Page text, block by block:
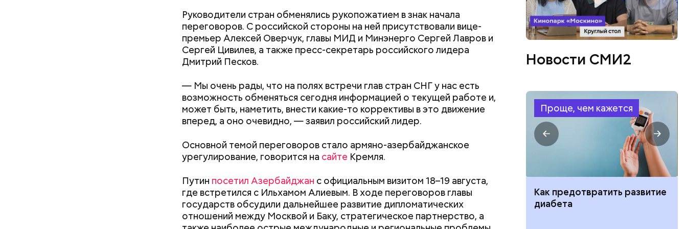
Руководители стран обменялись рукопожатием в знак начала
переговоров. С российской стороны на ней присутствовали вице-
премьер Алексей Оверчук, главы МИД и Минэнерго Сергей Лавров и
Сергей Цивилев, а также пресс-секретарь российского лидера
Дмитрий Песков.
— Мы очень рады, что на полях встречи глав стран СНГ у нас есть
возможность обменяться сегодня информацией о текущей работе и,
может быть, наметить, внести какие-то коррективы в это движение
вперед, а оно очевидно, — заявил российский лидер.
Основной темой переговоров стало армяно-азербайджанское
урегулирование, говорится на сайте Кремля.
Путин посетил Азербайджан с официальным визитом 18–19 августа,
где встретился с Ильхамом Алиевым. В ходе переговоров главы
государств обсудили дальнейшее развитие дипломатических
отношений между Москвой и Баку, стратегическое партнерство, а
В марте 2023 года 47-летняя ученая приехала в Багдад для проведения
защиты докторской диссертации в Принстонском университете США.
По даннымWalla, в столицу Ирака Цуркова попала по российскому
паспорту.
Среди прочего Матвиенко отметила, что вопрос укрепления позиций
русского языка на мировой арене заслуживает пристального внимания,
передаетTelegram-канал «Совет Федерации».
Новости СМИ2
Проще, чем кажется
Как поменять батареи дома и
Как получить до 100 тысяч
рублей от государства при
трудной ситуации: кто может
Как узнать, снесут ли дом по
реновации в Москве: где
искать информацию и сроки
Как предотвратить развитие
диабета